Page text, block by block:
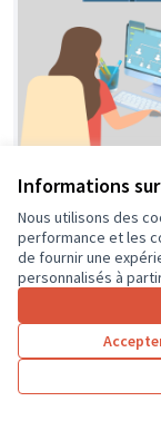
Informations
Nous utilisons des
performance et les
de fournir une
personnalisés à
Centre
Projet
Centre